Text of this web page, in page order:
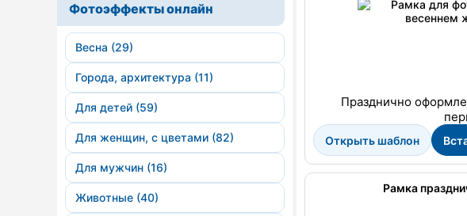
Фотоэффекты онлайн
Весна (29)
Города, архитектура (11)
Для детей (59)
Для женщин, с цветами (82)
Для мужчин (16)
Животные (40)
Празднично
Открыть шаблон
Рамка